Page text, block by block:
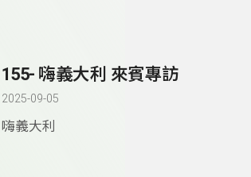
155- 嗨義大利 來賓專訪
2025-09-05
嗨義大利